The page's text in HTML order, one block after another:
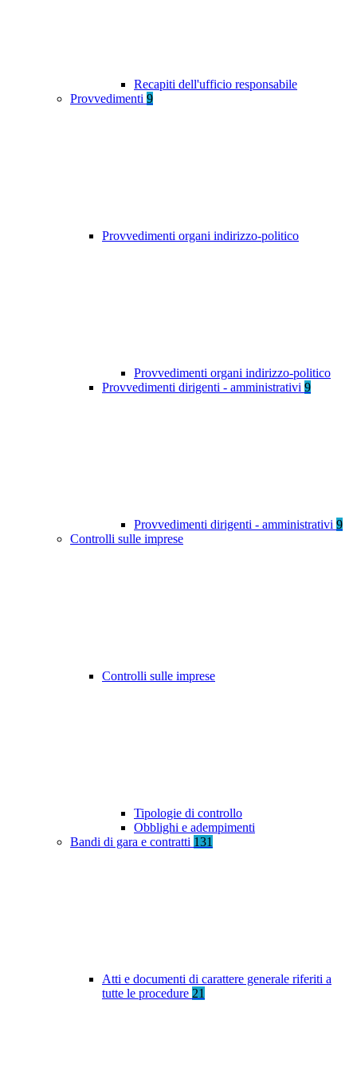
Recapiti dell'ufficio responsabile
Provvedimenti 9
Provvedimenti organi indirizzo-politico
Provvedimenti organi indirizzo-politico
Provvedimenti dirigenti - amministrativi 9
Provvedimenti dirigenti - amministrativi 9
Controlli sulle imprese
Controlli sulle imprese
Tipologie di controllo
Obblighi e adempimenti
Bandi di gara e contratti 131
Atti e documenti di carattere generale riferiti a
tutte le procedure 21